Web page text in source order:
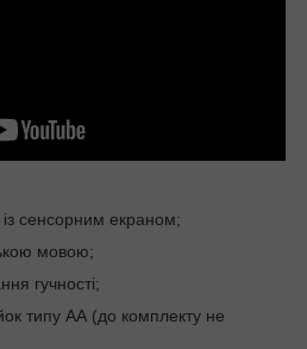
сенсорним екраном;
мовою;
гучності;
типу АА (до комплекту не